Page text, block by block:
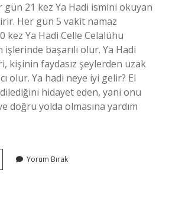
21 kez Ya Hadi ismini okuyan
Her gün 5 vakit namaz
kez Ya Hadi Celle Celalühu
başarılı olur. Ya Hadi
kişinin faydasız şeylerden uzak
olur. Ya hadi neye iyi gelir? El
dilediğini hidayet eden, yani onu
doğru yolda olmasına yardım
Yorum Bırak